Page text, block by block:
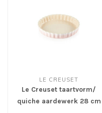
LE CREUSET
Le Creuset taartvorm/
quiche aardewerk 28 cm